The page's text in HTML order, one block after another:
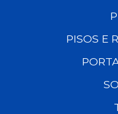
PISOS E